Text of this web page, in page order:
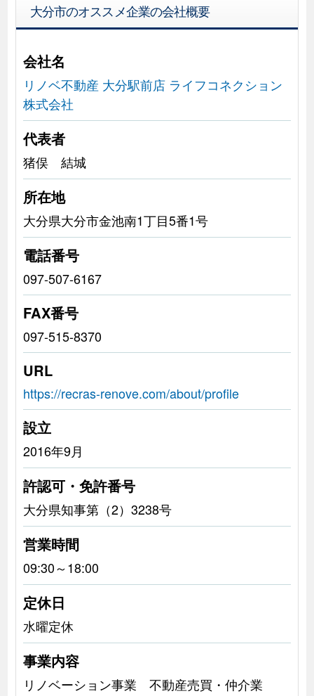
大分市のオススメ企業の会社概要
会社名
リノベ不動産 大分駅前店 ライフコネクション
株式会社
代表者
猪俣 結城
所在地
大分県大分市金池南1丁目5番1号
電話番号
097-507-6167
FAX番号
097-515-8370
URL
https://recras-renove.com/about/profile
設立
2016年9月
許認可・免許番号
大分県知事第（2）3238号
営業時間
09:30～18:00
定休日
水曜定休
事業内容
リノベーション事業 不動産売買・仲介業